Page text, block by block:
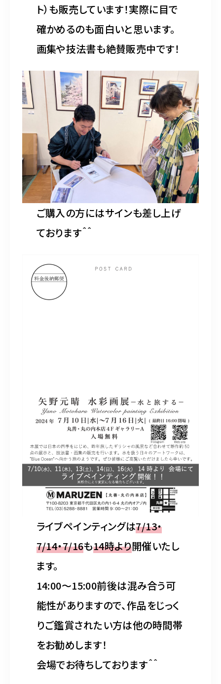
ト）も販売しています！実際に目で
確かめるのも面白いと思います。
画集や技法書も絶賛販売中です！
ご購入の方にはサインも差し上げ
ております＾＾
ライブペインティングは7/13・
7/14・7/16も14時より開催いたし
ます。
14:00〜15:00前後は混み合う可
能性がありますので、作品をじっく
りご鑑賞されたい方は他の時間帯
をお勧めします！
会場でお待ちしております＾＾